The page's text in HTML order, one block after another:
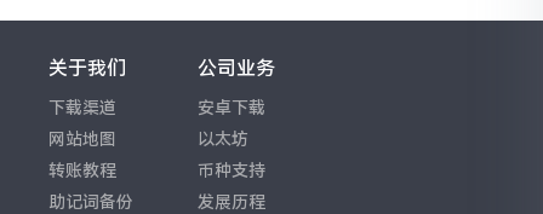
关于我们
下载渠道
网站地图
转账教程
助记词备份
公司业务
安卓下载
以太坊
币种支持
发展历程